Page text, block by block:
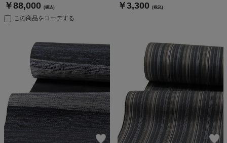
￥88,000 (税込)
この商品をコーデする
￥3,300 (税込)